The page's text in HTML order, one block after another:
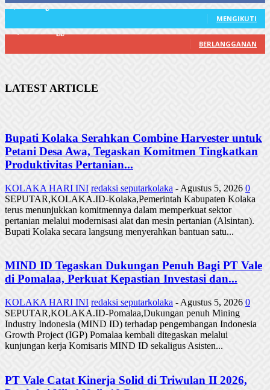
MENGIKUTI
BERLANGGANAN
LATEST ARTICLE
Bupati Kolaka Serahkan Combine Harvester untuk
Petani Desa Awa, Tegaskan Komitmen Tingkatkan
Produktivitas Pertanian...
KOLAKA HARI INI redaksi seputarkolaka - Agustus 5, 2026 0
SEPUTAR,KOLAKA.ID-Kolaka,Pemerintah Kabupaten Kolaka
terus menunjukkan komitmennya dalam memperkuat sektor
pertanian melalui modernisasi alat dan mesin pertanian (Alsintan).
Bupati Kolaka secara langsung menyerahkan bantuan satu...
MIND ID Tegaskan Dukungan Penuh Bagi PT Vale
di Pomalaa, Perkuat Kepastian Investasi dan...
KOLAKA HARI INI redaksi seputarkolaka - Agustus 5, 2026 0
SEPUTAR,KOLAKA.ID-Pomalaa,Dukungan penuh Mining
Industry Indonesia (MIND ID) terhadap pengembangan Indonesia
Growth Project (IGP) Pomalaa kembali ditegaskan melalui
kunjungan kerja Komisaris MIND ID sekaligus Asisten...
PT Vale Catat Kinerja Solid di Triwulan II 2026,